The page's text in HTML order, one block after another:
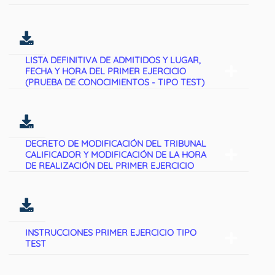
LISTA DEFINITIVA DE ADMITIDOS Y LUGAR,
FECHA Y HORA DEL PRIMER EJERCICIO
(PRUEBA DE CONOCIMIENTOS - TIPO TEST)
DECRETO DE MODIFICACIÓN DEL TRIBUNAL
CALIFICADOR Y MODIFICACIÓN DE LA HORA
DE REALIZACIÓN DEL PRIMER EJERCICIO
INSTRUCCIONES PRIMER EJERCICIO TIPO
TEST